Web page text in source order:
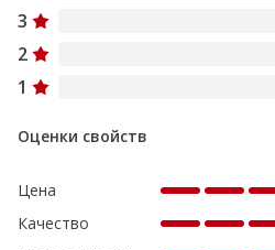
3
2
1
Оценки свойств
Цена
Качество